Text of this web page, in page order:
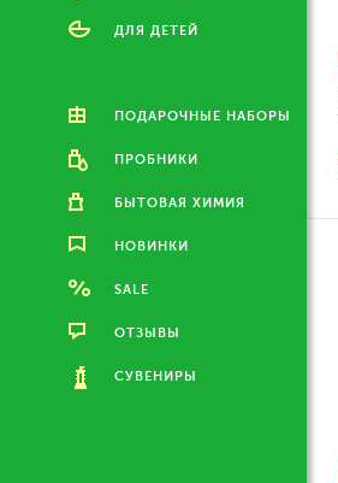
ДЛЯ ДЕТЕЙ
ПОДАРОЧНЫЕ НАБОРЫ
ПРОБНИКИ
БЫТОВАЯ ХИМИЯ
НОВИНКИ
SALE
ОТЗЫВЫ
СУВЕНИРЫ